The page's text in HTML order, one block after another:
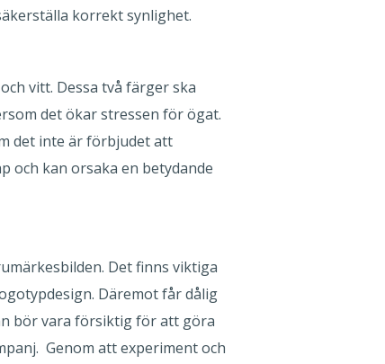
korrekt synlighet.
vitt. Dessa två färger ska
det ökar stressen för ögat.
det inte är förbjudet att
och kan orsaka en betydande
Det finns viktiga
Däremot får dålig
bör vara försiktig för att göra
Genom att experiment och